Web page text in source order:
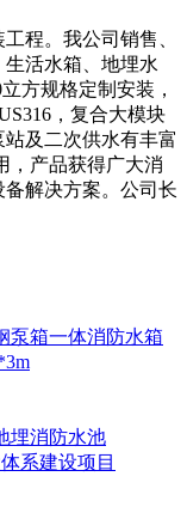
程。我公司销售、
活水箱、地埋水
方规格定制安装，
，复合大模块
及二次供水有丰富
，产品获得广大消
解决方案。公司长
泵箱一体消防水箱
埋消防水池
系建设项目